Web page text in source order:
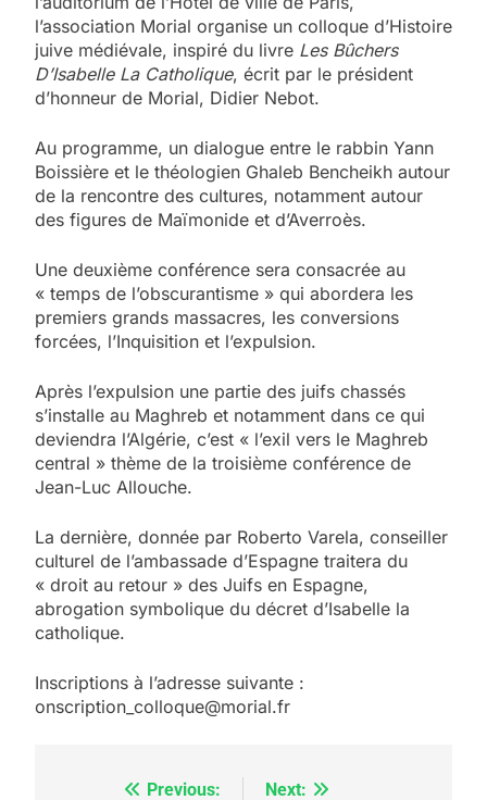
l’association Morial organise un colloque d’Histoire
juive médiévale, inspiré du livre Les Bûchers
D’Isabelle La Catholique, écrit par le président
d’honneur de Morial, Didier Nebot.
Au programme, un dialogue entre le rabbin Yann
Boissière et le théologien Ghaleb Bencheikh autour
de la rencontre des cultures, notamment autour
des figures de Maïmonide et d’Averroès.
Une deuxième conférence sera consacrée au
« temps de l’obscurantisme » qui abordera les
premiers grands massacres, les conversions
forcées, l’Inquisition et l’expulsion.
Après l’expulsion une partie des juifs chassés
s’installe au Maghreb et notamment dans ce qui
deviendra l’Algérie, c’est « l’exil vers le Maghreb
central » thème de la troisième conférence de
Jean-Luc Allouche.
La dernière, donnée par Roberto Varela, conseiller
culturel de l’ambassade d’Espagne traitera du
« droit au retour » des Juifs en Espagne,
abrogation symbolique du décret d’Isabelle la
catholique.
Inscriptions à l’adresse suivante :
onscription_colloque@morial.fr
Previous: Next:
5
meurtrière selon le
rapport d’ADL contre
FRANCE ISRAÉL
FIÈRE, DIGNE ET RÉSILIENTE :